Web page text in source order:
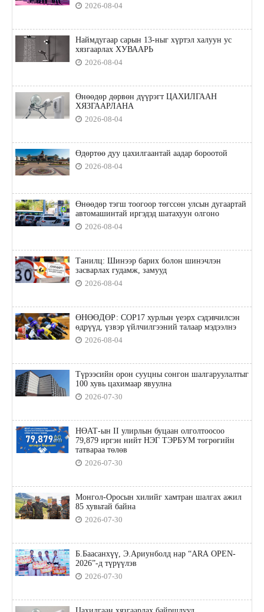
2026-08-04
Наймдугаар сарын 13-ныг хүртэл халуун ус
хязгаарлах ХУВААРЬ
2026-08-04
Өнөөдөр дөрвөн дүүрэгт ЦАХИЛГААН
ХЯЗГААРЛАНА
2026-08-04
Өдөртөө дуу цахилгаантай аадар бороотой
2026-08-04
Өнөөдөр тэгш тоогоор төгссөн улсын дугаартай
автомашинтай иргэдэд шатахуун олгоно
2026-08-04
Танилц: Шинээр барих болон шинэчлэн
засварлах гудамж, замууд
2026-08-04
ӨНӨӨДӨР: COP17 хурлын үеэрх сэдэвчилсэн
өдрүүд, үзвэр үйлчилгээний талаар мэдээлнэ
2026-08-04
Түрээсийн орон сууцны сонгон шалгаруулалтыг
100 хувь цахимаар явуулна
2026-07-30
НӨАТ-ын II улирлын буцаан олголтоосоо
79,879 иргэн нийт НЭГ ТЭРБУМ төгрөгийн
татвараа төлөв
2026-07-30
Монгол-Оросын хилийг хамтран шалгах ажил
85 хувьтай байна
2026-07-30
Б.Баасанхүү, Э.Ариунболд нар “ARA OPEN-
2026”-д түрүүлэв
2026-07-30